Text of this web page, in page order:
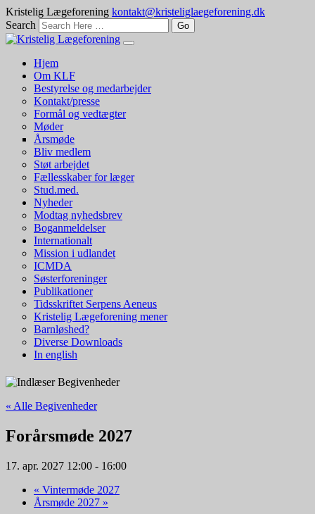
Kristelig Lægeforening kontakt@kristeliglaegeforening.dk
Search
Hjem
Om KLF
Bestyrelse og medarbejder
Kontakt/presse
Formål og vedtægter
Møder
Årsmøde
Bliv medlem
Støt arbejdet
Fællesskaber for læger
Stud.med.
Nyheder
Modtag nyhedsbrev
Boganmeldelser
Internationalt
Mission i udlandet
ICMDA
Søsterforeninger
Publikationer
Tidsskriftet Serpens Aeneus
Kristelig Lægeforening mener
Barnløshed?
Diverse Downloads
In english
« Alle Begivenheder
Forårsmøde 2027
17. apr. 2027 12:00 - 16:00
« Vintermøde 2027
Årsmøde 2027 »